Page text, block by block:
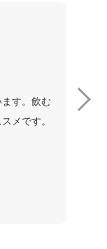
す。飲む
メです。
以前